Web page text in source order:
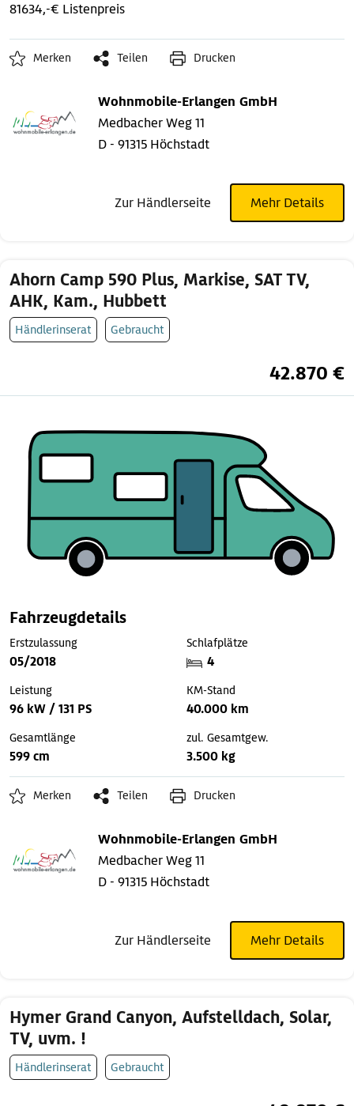
81634,-€ Listenpreis
Merken Teilen Drucken
Wohnmobile-Erlangen GmbH
Medbacher Weg 11
D - 91315 Höchstadt
Zur Händlerseite Mehr Details
Ahorn Camp 590 Plus, Markise, SAT TV,
AHK, Kam., Hubbett
Händlerinserat Gebraucht
42.870 €
Fahrzeugdetails
Erstzulassung
05/2018
Schlafplätze
4
Leistung
96 kW / 131 PS
KM-Stand
40.000 km
Gesamtlänge
599 cm
zul. Gesamtgew.
3.500 kg
Merken Teilen Drucken
Wohnmobile-Erlangen GmbH
Medbacher Weg 11
D - 91315 Höchstadt
Zur Händlerseite Mehr Details
Hymer Grand Canyon, Aufstelldach, Solar,
TV, uvm. !
Händlerinserat Gebraucht